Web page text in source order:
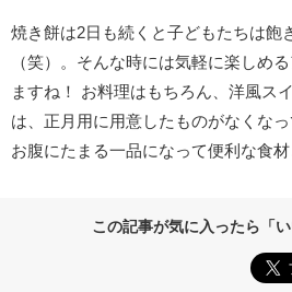
焼き餅は2日も続くと子どもたちは飽
（笑）。そんな時には気軽に楽しめ
ますね！ お料理はもちろん、洋風ス
は、正月用に用意したものがなくなっ
お腹にたまる一品になって便利な食材
この記事が気に入ったら「